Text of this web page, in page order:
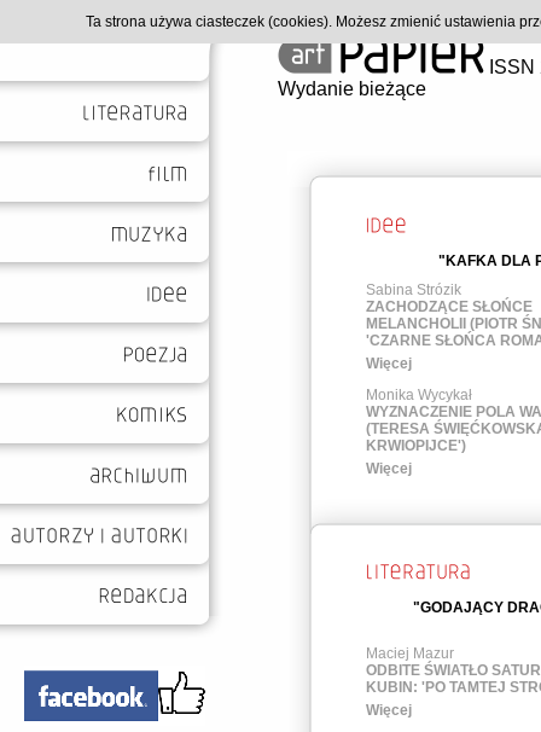
Wydanie bieżące
"KAFKA DLA
Sabina Strózik
ZACHODZĄCE SŁOŃCE
MELANCHOLII (PIOTR
'CZARNE SŁOŃCA
Więcej
Monika Wycykał
WYZNACZENIE POLA
(TERESA
KRWIOPIJCE')
Więcej
"GODAJĄCY
Maciej Mazur
ODBITE ŚWIATŁO
KUBIN: 'PO TAMTEJ
Więcej
Ta strona używa ciasteczek (cookies). Możesz zmienić ustawienia